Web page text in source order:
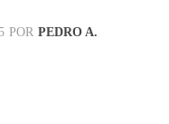
POR PEDRO A.